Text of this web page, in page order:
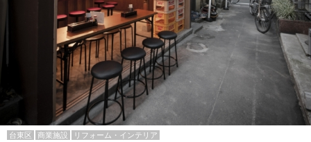
台東区 商業施設 リフォーム・インテリア